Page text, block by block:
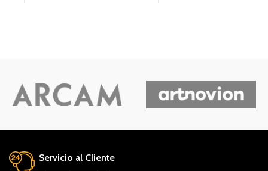
Servicio al Cliente